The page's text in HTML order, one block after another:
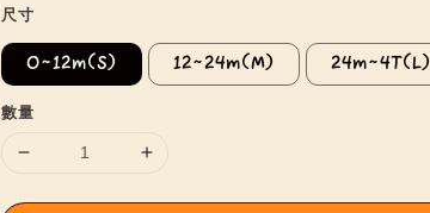
尺寸
0~12m(S) 12~24m(M) 24m~4T(L)
數量